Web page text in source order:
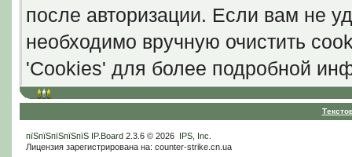
после авторизации. Если вам не
необходимо вручную очистить
'Cookies' для более подробной
пїЅпїЅпїЅпїЅпїЅ IP.Board2.3.6 © 2026 IPS, Inc
Лицензия зарегистрирована на: counter-strike.cn.ua